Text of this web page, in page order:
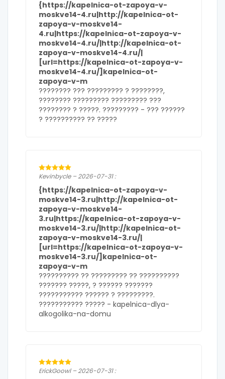
{https://kapelnica-ot-zapoya-v-
moskve14-4.ru|http://kapelnica-ot-
zapoya-v-moskve14-
4.ru|https://kapelnica-ot-zapoya-v-
moskve14-4.ru/|http://kapelnica-ot-
zapoya-v-moskve14-4.ru/|
[url=https://kapelnica-ot-zapoya-v-
moskve14-4.ru/]kapelnica-ot-
zapoya-v-m
???????? ??? ????????? ? ????????,
???????? ????????? ????????? ???
???????? ? ?????. ????????? - ??? ??????
? ?????????? ?? ?????
Kevinbycle – 2026-07-31 :
{https://kapelnica-ot-zapoya-v-
moskve14-3.ru|http://kapelnica-ot-
zapoya-v-moskve14-
3.ru|https://kapelnica-ot-zapoya-v-
moskve14-3.ru/|http://kapelnica-ot-
zapoya-v-moskve14-3.ru/|
[url=https://kapelnica-ot-zapoya-v-
moskve14-3.ru/]kapelnica-ot-
zapoya-v-m
?????????? ?? ????????? ?? ??????????
??????? ?????, ? ?????? ???????
??????????? ?????? ? ?????????.
??????????? ????? - kapelnica-dlya-
alkogolika-na-domu
ErickGoowl – 2026-07-31 :